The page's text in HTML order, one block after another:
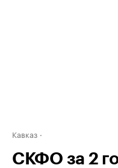
Кавказ
СКФО за 2